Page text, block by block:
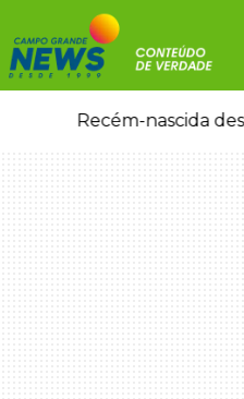
Recém-nascida